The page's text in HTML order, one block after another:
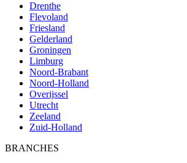
Drenthe
Flevoland
Friesland
Gelderland
Groningen
Limburg
Noord-Brabant
Noord-Holland
Overijssel
Utrecht
Zeeland
Zuid-Holland
BRANCHES